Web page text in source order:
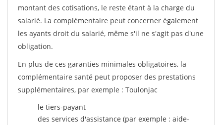
montant des cotisations, le reste étant à la charge du
salarié. La complémentaire peut concerner également
les ayants droit du salarié, même s'il ne s'agit pas d'une
obligation.
En plus de ces garanties minimales obligatoires, la
complémentaire santé peut proposer des prestations
supplémentaires, par exemple : Toulonjac
le tiers-payant
des services d'assistance (par exemple : aide-